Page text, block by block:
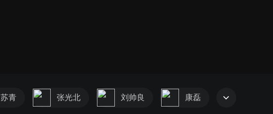
苏青 张光北 刘帅良 康磊